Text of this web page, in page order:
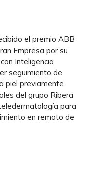
el premio ABB
Empresa por su
Inteligencia
seguimiento de
piel previamente
del grupo Ribera
para
en remoto de